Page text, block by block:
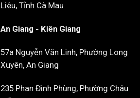
Liêu, Tỉnh Cà Mau
An Giang - Kiên Giang
57a Nguyễn Văn Linh, Phường Long
Xuyên, An Giang
235 Phan Đình Phùng, Phường Châu